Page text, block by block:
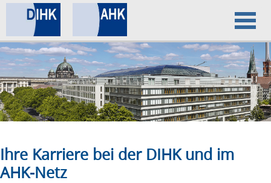
Home
Datenschutz
Impressum
Ihre Karriere bei der DIHK und im
AHK-Netz